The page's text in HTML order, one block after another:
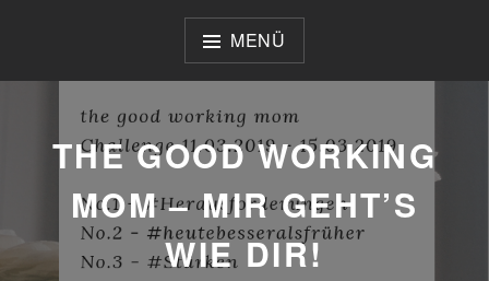
MENÜ
THE GOOD WORKING
MOM – MIR GEHT’S
WIE DIR!